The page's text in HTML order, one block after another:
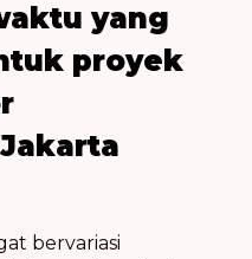
yang
proyek
bervariasi